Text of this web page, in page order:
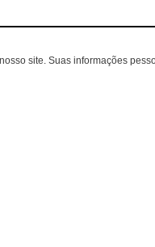
site. Suas informações